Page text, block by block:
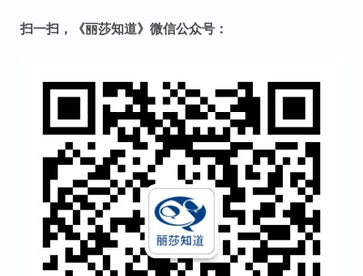
扫一扫，《丽莎知道》微信公众号：